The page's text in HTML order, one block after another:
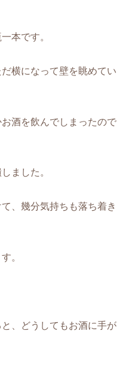
本です。
横になって壁を眺めてい
酒を飲んでしまったので
ました。
、幾分気持ちも落ち着き
。
、どうしてもお酒に手が